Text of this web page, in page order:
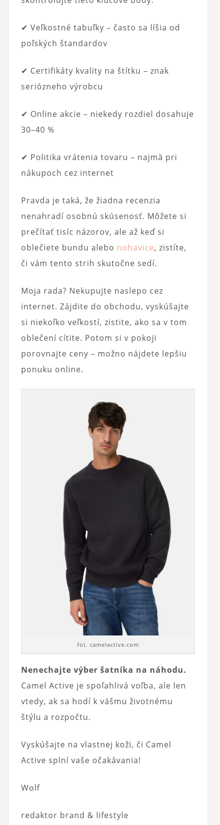
✔ Veľkostné tabuľky – často sa líšia od
poľských štandardov
✔ Certifikáty kvality na štítku – znak
seriózneho výrobcu
✔ Online akcie – niekedy rozdiel dosahuje
30–40 %
✔ Politika vrátenia tovaru – najmä pri
nákupoch cez internet
Pravda je taká, že žiadna recenzia
nenahradí osobnú skúsenosť. Môžete si
prečítať tisíc názorov, ale až keď si
oblečiete bundu alebo nohavice, zistíte,
či vám tento strih skutočne sedí.
Moja rada? Nekupujte naslepo cez
internet. Zájdite do obchodu, vyskúšajte
si niekoľko veľkostí, zistite, ako sa v tom
oblečení cítite. Potom si v pokoji
porovnajte ceny – možno nájdete lepšiu
ponuku online.
fot. camelactive.com
Nenechajte výber šatníka na náhodu.
Camel Active je spoľahlivá voľba, ale len
vtedy, ak sa hodí k vášmu životnému
štýlu a rozpočtu.
Vyskúšajte na vlastnej koži, či Camel
Active splní vaše očakávania!
Wolf
redaktor brand & lifestyle